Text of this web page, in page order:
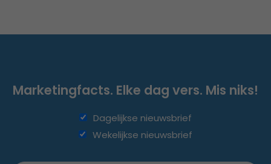
Marketingfacts. Elke dag vers. Mis niks!
Dagelijkse nieuwsbrief
Wekelijkse nieuwsbrief